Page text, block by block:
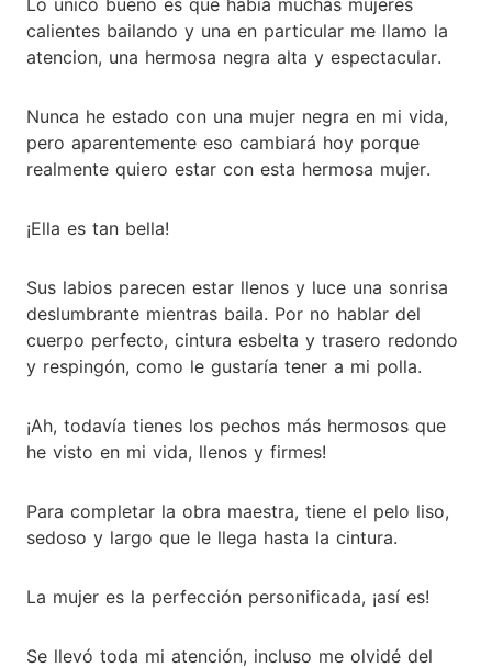
calientes bailando y una en particular me llamo la
atencion, una hermosa negra alta y espectacular.
Nunca he estado con una mujer negra en mi vida,
pero aparentemente eso cambiará hoy porque
realmente quiero estar con esta hermosa mujer.
¡Ella es tan bella!
Sus labios parecen estar llenos y luce una sonrisa
deslumbrante mientras baila. Por no hablar del
cuerpo perfecto, cintura esbelta y trasero redondo
y respingón, como le gustaría tener a mi polla.
¡Ah, todavía tienes los pechos más hermosos que
he visto en mi vida, llenos y firmes!
Para completar la obra maestra, tiene el pelo liso,
sedoso y largo que le llega hasta la cintura.
La mujer es la perfección personificada, ¡así es!
Se llevó toda mi atención, incluso me olvidé del